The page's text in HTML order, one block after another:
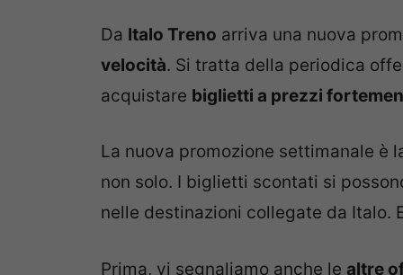
Da Italo Treno arriva una nuova
velocità. Si tratta della periodica
acquistare biglietti a prezzi
La nuova promozione settimanale è
non solo. I biglietti scontati si
nelle destinazioni collegate da Italo.
Prima, vi segnaliamo anche le altre